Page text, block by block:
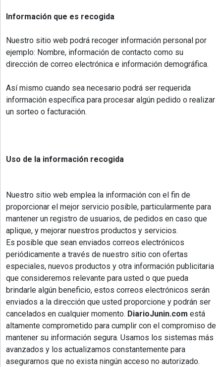
• RADIOS EN VIVO
Información que es recogida
Nuestro sitio web podrá recoger información personal por
ejemplo: Nombre, información de contacto como su
dirección de correo electrónica e información demográfica.
Así mismo cuando sea necesario podrá ser requerida
información específica para procesar algún pedido o realizar
un sorteo o facturación.
Uso de la información recogida
Nuestro sitio web emplea la información con el fin de
proporcionar el mejor servicio posible, particularmente para
mantener un registro de usuarios, de pedidos en caso que
aplique, y mejorar nuestros productos y servicios.
Es posible que sean enviados correos electrónicos
periódicamente a través de nuestro sitio con ofertas
especiales, nuevos productos y otra información publicitaria
que consideremos relevante para usted o que pueda
brindarle algún beneficio, estos correos electrónicos serán
enviados a la dirección que usted proporcione y podrán ser
cancelados en cualquier momento. DiarioJunin.com está
altamente comprometido para cumplir con el compromiso de
mantener su información segura. Usamos los sistemas más
avanzados y los actualizamos constantemente para
asegurarnos que no exista ningún acceso no autorizado.